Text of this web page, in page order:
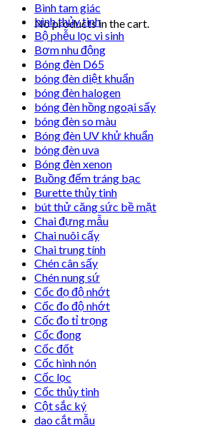
No products in the cart.
Bình tam giác
bình thủy tinh
Bộ phễu lọc vi sinh
Bơm nhu động
Bóng đèn D65
bóng đèn diệt khuẩn
bóng đèn halogen
bóng đèn hồng ngoại sấy
bóng đèn so màu
Bóng đèn UV khử khuẩn
bóng đèn uva
Bóng đèn xenon
Buồng đếm tráng bạc
Burette thủy tinh
bút thử căng sức bề mặt
Chai đựng mẫu
Chai nuôi cấy
Chai trung tính
Chén cân sấy
Chén nung sứ
Cốc đọ độ nhớt
Cốc đo độ nhớt
Cốc đo tỉ trọng
Cốc đong
Cốc đốt
Cốc hình nón
Cốc lọc
Cốc thủy tinh
Cột sắc ký
dao cắt mẫu